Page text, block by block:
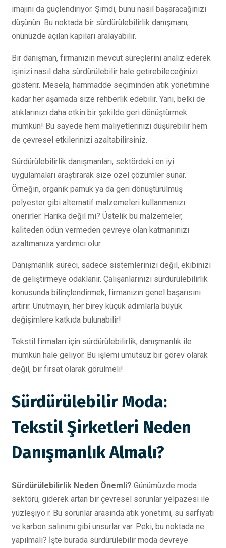
imajını da güçlendiriyor. Şimdi, bunu nasıl başaracağınızı
düşünün. Bu noktada bir sürdürülebilirlik danışmanı,
önünüzde açılan kapıları aralayabilir.
Bir danışman, firmanızın mevcut süreçlerini analiz ederek
işinizi nasıl daha sürdürülebilir hale getirebileceğinizi
gösterir. Mesela, hammadde seçiminden atık yönetimine
kadar her aşamada size rehberlik edebilir. Yani, belki de
atıklarınızı daha etkin bir şekilde geri dönüştürmek
mümkün! Bu sayede hem maliyetlerinizi düşürebilir hem
de çevresel etkilerinizi azaltabilirsiniz.
Sürdürülebilirlik danışmanları, sektördeki en iyi
uygulamaları araştırarak size özel çözümler sunar.
Örneğin, organik pamuk ya da geri dönüştürülmüş
polyester gibi alternatif malzemeleri kullanmanızı
önerirler. Harika değil mi? Üstelik bu malzemeler,
kaliteden ödün vermeden çevreye olan katmanınızı
azaltmanıza yardımcı olur.
Danışmanlık süreci, sadece sistemlerinizi değil, ekibinizi
de geliştirmeye odaklanır. Çalışanlarınızı sürdürülebilirlik
konusunda bilinçlendirmek, firmanızın genel başarısını
artırır. Unutmayın, her birey küçük adımlarla büyük
değişimlere katkıda bulunabilir!
Tekstil firmaları için sürdürülebilirlik, danışmanlık ile
mümkün hale geliyor. Bu işlemi umutsuz bir görev olarak
değil, bir fırsat olarak görülmeli!
Sürdürülebilir Moda:
Tekstil Şirketleri Neden
Danışmanlık Almalı?
Sürdürülebilirlik Neden Önemli? Günümüzde moda
sektörü, giderek artan bir çevresel sorunlar yelpazesi ile
yüzleşiyo r. Bu sorunlar arasında atık yönetimi, su sarfiyatı
ve karbon salınımı gibi unsurlar var. Peki, bu noktada ne
yapılmalı? İşte burada sürdürülebilir moda devreye